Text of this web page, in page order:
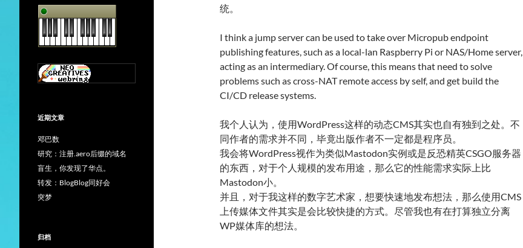
统。
I think a jump server can be used to take over Micropub endpoint
publishing features, such as a local-lan Raspberry Pi or NAS/Home server,
acting as an intermediary. Of course, this means that need to solve
problems such as cross-NAT remote access by self, and get build the
CI/CD release systems.
我个人认为，使用WordPress这样的动态CMS其实也自有独到之处。不
同作者的需求并不同，毕竟出版作者不一定都是程序员。
我会将WordPress视作为类似Mastodon实例或是反恐精英CSGO服务器
的东西，对于个人规模的发布用途，那么它的性能需求实际上比
Mastodon小。
并且，对于我这样的数字艺术家，想要快速地发布想法，那么使用CMS
上传媒体文件其实是会比较快捷的方式。尽管我也有在打算独立分离
WP媒体库的想法。
近期文章
邓巴数
研究：注册.aero后缀的域名
盲生，你发现了华点。
转发：BlogBlog同好会
突梦
归档